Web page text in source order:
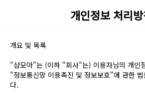
개인정보 처리
개요 및 목록
"샵모아"는 (이하 "회사"는) 이용자님의 개인
"정보통신망 이용촉진 및 정보보호"에 관한
다.